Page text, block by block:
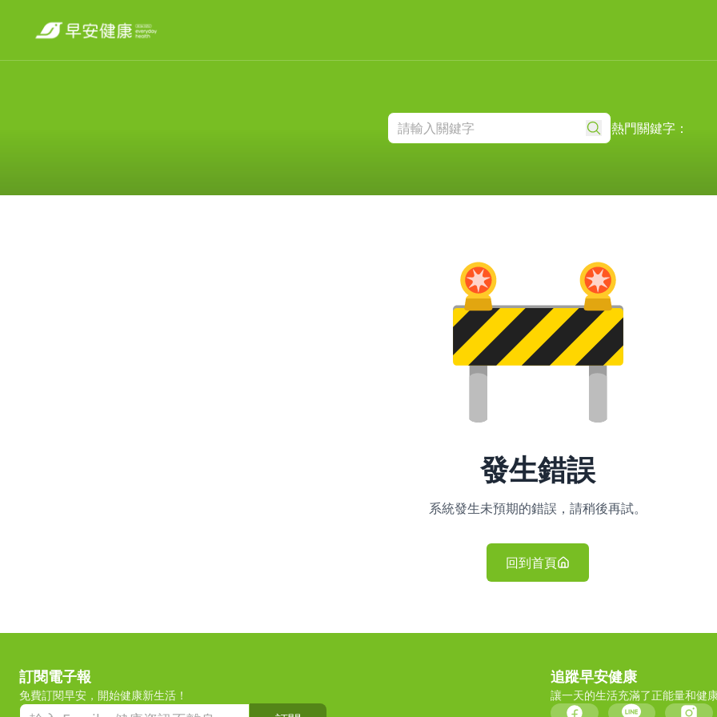
熱門關鍵字：
發生錯誤
系統發生未預期的錯誤，請稍後再試。
回到首頁
訂閱電子報
免費訂閱早安，開始健康新生活！
追蹤早安健康
讓一天的生活充滿了正能量和健